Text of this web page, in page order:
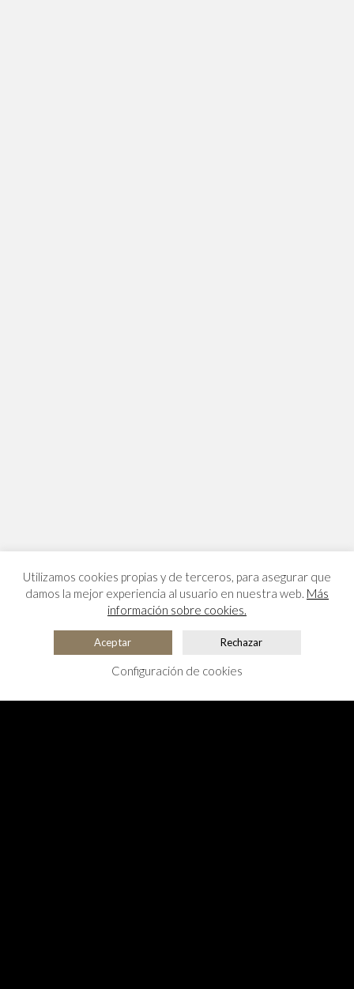
Utilizamos cookies propias y de terceros, para asegurar que
damos la mejor experiencia al usuario en nuestra web. Más
información sobre cookies.
Aceptar Rechazar
Configuración de cookies